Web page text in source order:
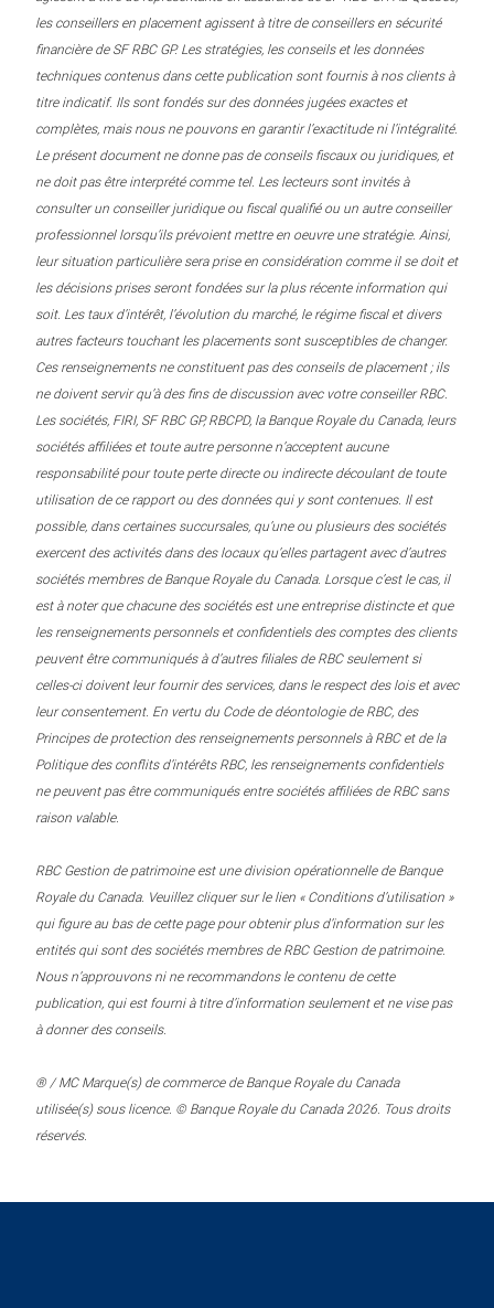
les conseillers en placement agissent à titre de conseillers en sécurité
financière de SF RBC GP. Les stratégies, les conseils et les données
techniques contenus dans cette publication sont fournis à nos clients à
titre indicatif. Ils sont fondés sur des données jugées exactes et
complètes, mais nous ne pouvons en garantir l’exactitude ni l’intégralité.
Le présent document ne donne pas de conseils fiscaux ou juridiques, et
ne doit pas être interprété comme tel. Les lecteurs sont invités à
consulter un conseiller juridique ou fiscal qualifié ou un autre conseiller
professionnel lorsqu’ils prévoient mettre en oeuvre une stratégie. Ainsi,
leur situation particulière sera prise en considération comme il se doit et
les décisions prises seront fondées sur la plus récente information qui
soit. Les taux d’intérêt, l’évolution du marché, le régime fiscal et divers
autres facteurs touchant les placements sont susceptibles de changer.
Ces renseignements ne constituent pas des conseils de placement ; ils
ne doivent servir qu’à des fins de discussion avec votre conseiller RBC.
Les sociétés, FIRI, SF RBC GP, RBCPD, la Banque Royale du Canada, leurs
sociétés affiliées et toute autre personne n’acceptent aucune
responsabilité pour toute perte directe ou indirecte découlant de toute
utilisation de ce rapport ou des données qui y sont contenues. Il est
possible, dans certaines succursales, qu’une ou plusieurs des sociétés
exercent des activités dans des locaux qu’elles partagent avec d’autres
sociétés membres de Banque Royale du Canada. Lorsque c’est le cas, il
est à noter que chacune des sociétés est une entreprise distincte et que
les renseignements personnels et confidentiels des comptes des clients
peuvent être communiqués à d’autres filiales de RBC seulement si
celles-ci doivent leur fournir des services, dans le respect des lois et avec
leur consentement. En vertu du Code de déontologie de RBC, des
Principes de protection des renseignements personnels à RBC et de la
Politique des conflits d’intérêts RBC, les renseignements confidentiels
ne peuvent pas être communiqués entre sociétés affiliées de RBC sans
raison valable.
RBC Gestion de patrimoine est une division opérationnelle de Banque
Royale du Canada. Veuillez cliquer sur le lien « Conditions d’utilisation »
qui figure au bas de cette page pour obtenir plus d’information sur les
entités qui sont des sociétés membres de RBC Gestion de patrimoine.
Nous n’approuvons ni ne recommandons le contenu de cette
publication, qui est fourni à titre d’information seulement et ne vise pas
à donner des conseils.
® / MC Marque(s) de commerce de Banque Royale du Canada
utilisée(s) sous licence. © Banque Royale du Canada 2026. Tous droits
réservés.